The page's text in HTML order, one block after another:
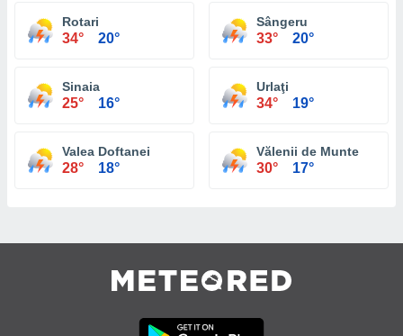
Rotari
34° 20°
Sângeru
33° 20°
Sinaia
25° 16°
Urlaţi
34° 19°
Valea Doftanei
28° 18°
Vălenii de Munte
30° 17°